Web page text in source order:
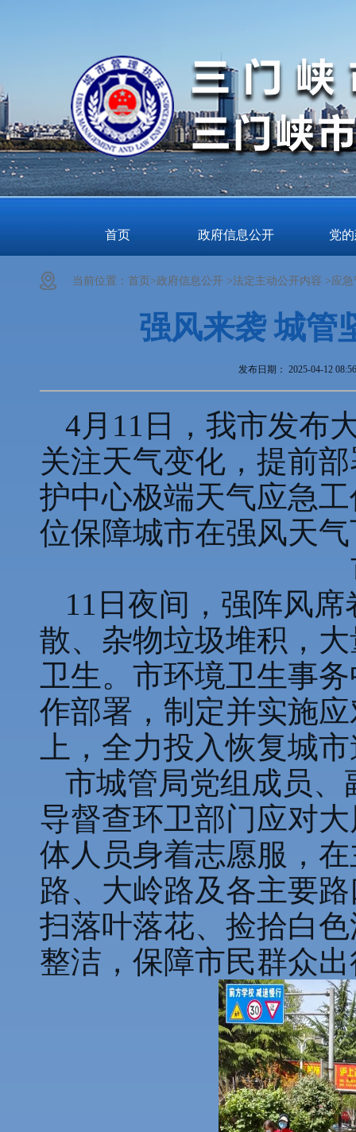
首页 政府信息公开 党
当前位置： 首页>政府信息公开 >法定主动公开内容 >应
强风来袭 城管
发布日期： 2025-04-12 08:56
4月11日，我市发布
关注天气变化，提前
护中心极端天气应急
位保障城市在强风天
11日夜间，强阵风
散、杂物垃圾堆积，
卫生。市环境卫生事
作部署，制定并实施
上，全力投入恢复城
市城管局党组成员
导督查环卫部门应对
体人员身着志愿服，
路、大岭路及各主要
扫落叶落花、捡拾白
整洁，保障市民群众